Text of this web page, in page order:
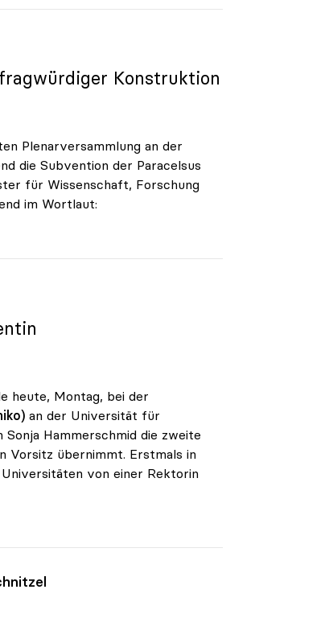
Konstruktion
Plenarversammlung an der
die Subvention der Paracelsus
für Wissenschaft, Forschung
im Wortlaut:
heute, Montag, bei der
an der Universität für
Hammerschmid die zweite
Vorsitz übernimmt. Erstmals in
von einer Rektorin